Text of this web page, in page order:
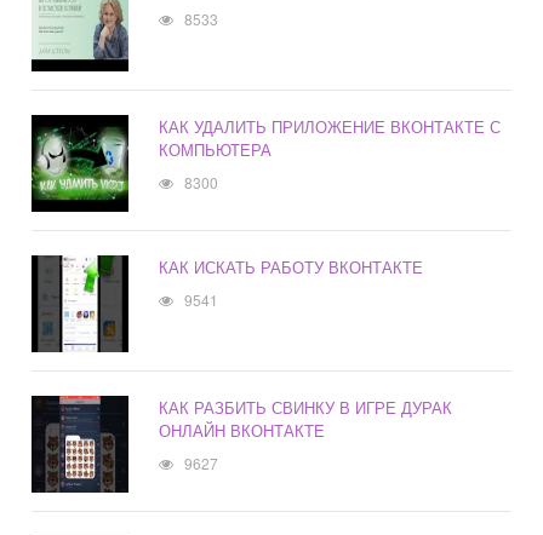
8533
КАК УДАЛИТЬ ПРИЛОЖЕНИЕ ВКОНТАКТЕ С
КОМПЬЮТЕРА
8300
КАК ИСКАТЬ РАБОТУ ВКОНТАКТЕ
9541
КАК РАЗБИТЬ СВИНКУ В ИГРЕ ДУРАК
ОНЛАЙН ВКОНТАКТЕ
9627